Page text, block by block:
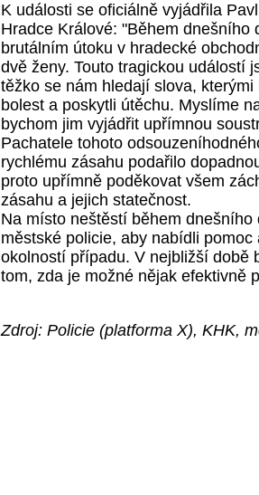
K události se oficiálně vyjádřila
Hradce Králové: "Během dnešního
brutálním útoku v hradecké
dvě ženy. Touto tragickou událostí
těžko se nám hledají slova,
bolest a poskytli útěchu. Myslíme
bychom jim vyjádřit upřímnou
Pachatele tohoto
rychlému zásahu podařilo
proto upřímně poděkovat všem
zásahu a jejich statečnost.
Na místo neštěstí během
městské policie, aby nabídli
okolností případu. V nejbližší době
tom, zda je možné nějak efektivně
Zdroj: Policie (platforma X), KHK,